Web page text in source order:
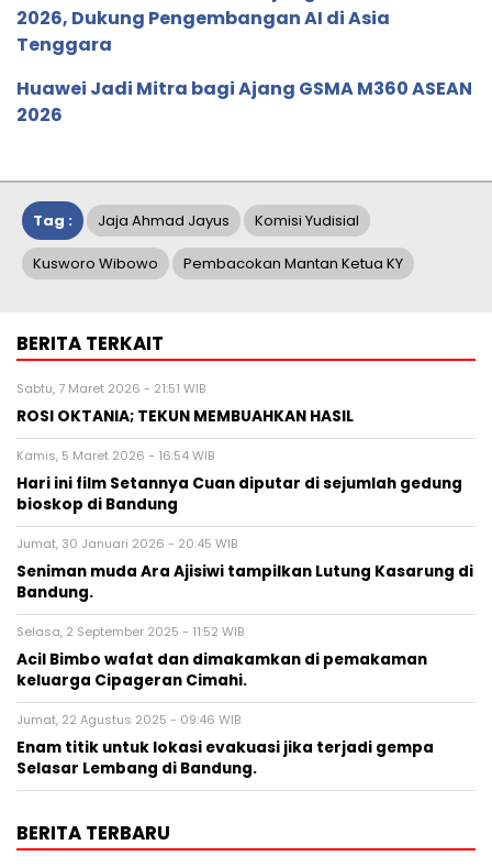
2026, Dukung Pengembangan AI di Asia
Tenggara
Huawei Jadi Mitra bagi Ajang GSMA M360 ASEAN
2026
Tag : Jaja Ahmad Jayus Komisi Yudisial
Kusworo Wibowo Pembacokan Mantan Ketua KY
BERITA TERKAIT
Sabtu, 7 Maret 2026 - 21:51 WIB
ROSI OKTANIA; TEKUN MEMBUAHKAN HASIL
Kamis, 5 Maret 2026 - 16:54 WIB
Hari ini film Setannya Cuan diputar di sejumlah gedung
bioskop di Bandung
Jumat, 30 Januari 2026 - 20:45 WIB
Seniman muda Ara Ajisiwi tampilkan Lutung Kasarung di
Bandung.
Selasa, 2 September 2025 - 11:52 WIB
Acil Bimbo wafat dan dimakamkan di pemakaman
keluarga Cipageran Cimahi.
Jumat, 22 Agustus 2025 - 09:46 WIB
Enam titik untuk lokasi evakuasi jika terjadi gempa
Selasar Lembang di Bandung.
BERITA TERBARU